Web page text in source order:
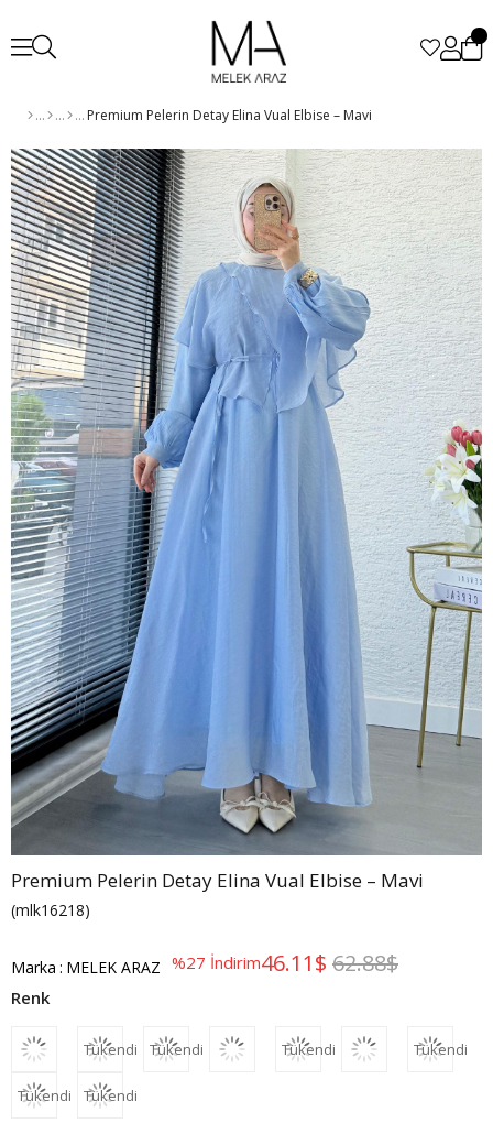
Premium Pelerin Detay Elina Vual Elbise – Mavi
Premium Pelerin Detay Elina Vual Elbise – Mavi
(mlk16218)
Marka : MELEK ARAZ %27 İndirim 62.88$
46.11$
Tükendi Tükendi Tükendi Tükendi
Tükendi Tükendi